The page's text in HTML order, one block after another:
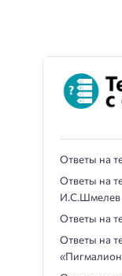
Ответы на
Ответы на
И.С.Шмелев
Ответы на
Ответы на